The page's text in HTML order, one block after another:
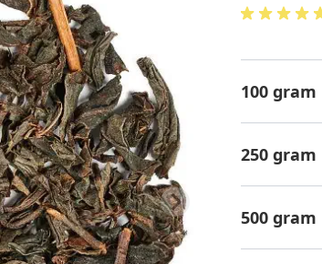
100 gram
250 gram
500 gram